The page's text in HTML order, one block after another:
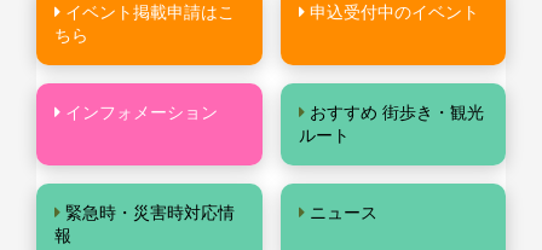
イベント掲載申請はこ
ちら
申込受付中のイベント
インフォメーション
おすすめ 街歩き・観光
ルート
緊急時・災害時対応情
報
ニュース